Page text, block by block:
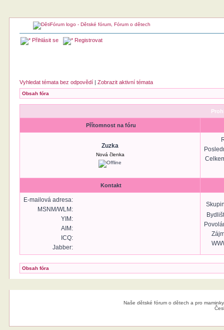
Přihlásit se Registrovat
Vyhledat témata bez odpovědí |Zobrazit aktivní témata
Obsah fóra
Přítomnost na fóru
Zuzka
Nová členka
Kontakt
E-mailová adresa:
MSNM/WLM:
YIM:
AIM:
ICQ:
Jabber:
Obsah fóra
Naše dětské fórum o dětech a pro